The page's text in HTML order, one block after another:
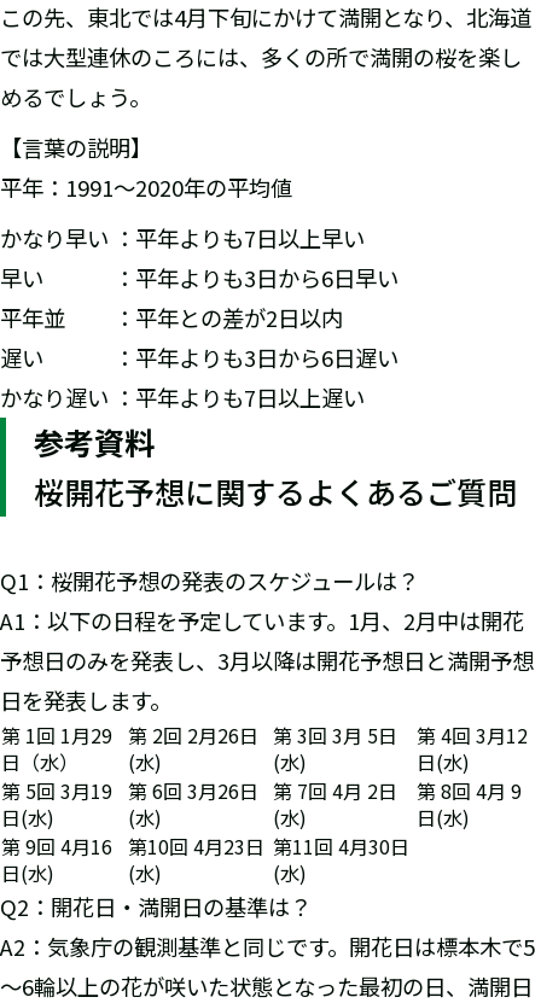
この先、東北では4月下旬にかけて満開となり、北海道
では大型連休のころには、多くの所で満開の桜を楽し
めるでしょう。
【言葉の説明】
平年：1991～2020年の平均値
かなり早い ：平年よりも7日以上早い
早い ：平年よりも3日から6日早い
平年並 ：平年との差が2日以内
遅い ：平年よりも3日から6日遅い
かなり遅い ：平年よりも7日以上遅い
参考資料
桜開花予想に関するよくあるご質問
Q1：桜開花予想の発表のスケジュールは？
A1：以下の日程を予定しています。1月、2月中は開花
予想日のみを発表し、3月以降は開花予想日と満開予想
日を発表します。
第 1回 1月29
日（水）
第 2回 2月26日
(水)
第 3回 3月 5日
(水)
第 4回 3月12
日(水)
第 5回 3月19
日(水)
第 6回 3月26日
(水)
第 7回 4月 2日
(水)
第 8回 4月 9
日(水)
第 9回 4月16
日(水)
第10回 4月23日
(水)
第11回 4月30日
(水)
Q2：開花日・満開日の基準は？
A2：気象庁の観測基準と同じです。開花日は標本木で5
～6輪以上の花が咲いた状態となった最初の日、満開日